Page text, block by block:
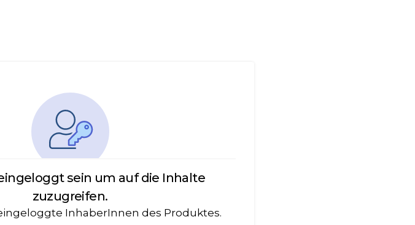
sein um auf die Inhalte
zuzugreifen.
InhaberInnen des Produktes.